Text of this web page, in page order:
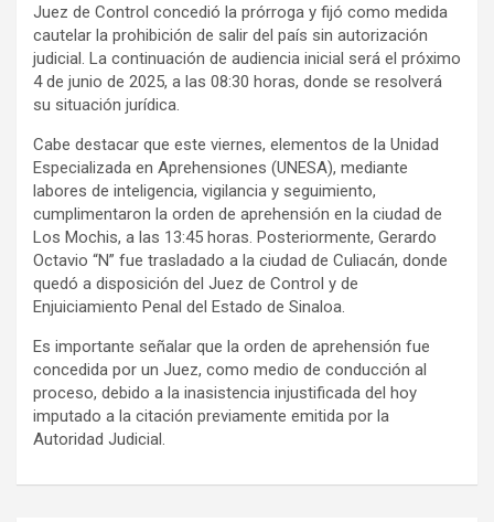
Juez de Control concedió la prórroga y fijó como medida
cautelar la prohibición de salir del país sin autorización
judicial. La continuación de audiencia inicial será el próximo
4 de junio de 2025, a las 08:30 horas, donde se resolverá
su situación jurídica.
Cabe destacar que este viernes, elementos de la Unidad
Especializada en Aprehensiones (UNESA), mediante
labores de inteligencia, vigilancia y seguimiento,
cumplimentaron la orden de aprehensión en la ciudad de
Los Mochis, a las 13:45 horas. Posteriormente, Gerardo
Octavio “N” fue trasladado a la ciudad de Culiacán, donde
quedó a disposición del Juez de Control y de
Enjuiciamiento Penal del Estado de Sinaloa.
Es importante señalar que la orden de aprehensión fue
concedida por un Juez, como medio de conducción al
proceso, debido a la inasistencia injustificada del hoy
imputado a la citación previamente emitida por la
Autoridad Judicial.